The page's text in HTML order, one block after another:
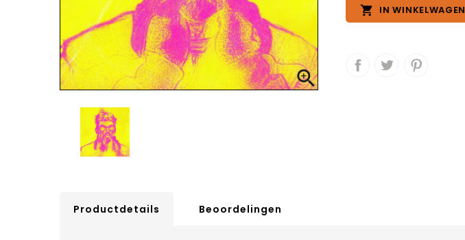

 IN WINKELWAGEN
Productdetails Beoordelingen